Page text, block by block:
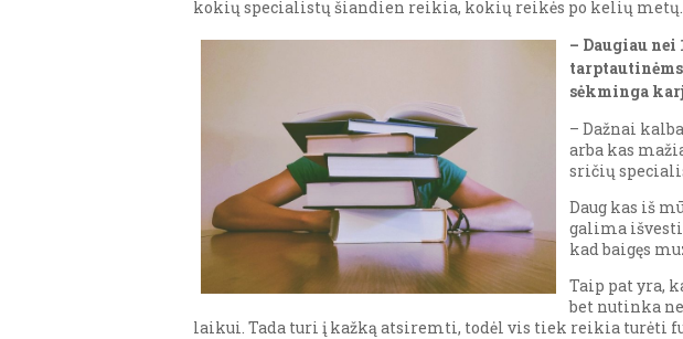
kokių specialistų šiandien reikia, kokių reikės po kelių metų.
– Daugiau
sėkminga
– Dažnai
arba kas
sričių
Daug kas iš
galima išvesti
kad baigęs
Taip pat yra,
bet nutinka
laikui. Tada turi į kažką atsiremti, todėl vis tiek reikia turėti